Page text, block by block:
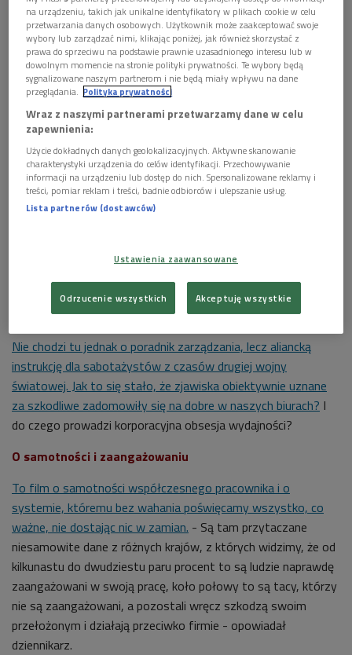
Jak przedstawiany jest współczesny człowiek pracy w kinie?
Kto nam odebrał przyjemność z pracy i co o tym mówi kino?
Zastanawiali się Adriana Prodeus i Piotr Gociek.
Jednym z filmów, który dziennikarze wzięli na warsztat, był
obraz zatytułowany "Zadowolony pracownik albo kto nam
ukradł pracę dla przyjemności" w reżyserii
Składanka pieniędzy fińskich, angielskich i koreańskich
pozwoliła mu na nakręcenie dokumentu, który trafia do nas w
ramach 22. Festiwalu Watch Docs - mówił Piotr Gociek.
To filmowa opowieść o absurdach współczesnej kultury pracy.
spotkania, biurokracja i ciągłe ASAP-y. Okazuje się, że
elementy naszej codziennej pracy zostały już dawno opisane.
Nie chodzi tu jednak o poradnik zarządzania, lecz aliancką
instrukcję dla sabotażystów z czasów drugiej wojny
światowej. Jak to się stało, że zjawiska obiektywnie uznane
za szkodliwe zadomowiły się na dobre w naszych biurach? I
do czego prowadzi korporacyjna obsesja wydajności?
O samotności i zaangażowaniu
To film o samotności współczesnego pracownika i o
systemie, któremu bez wahania poświęcamy wszystko, co
ważne, nie dostając nic w zamian. - Są tam przytaczane
niesamowite dane z różnych krajów, z których widzimy, że od
kilkunastu do dwudziestu paru procent to są ludzie naprawdę
zaangażowani w swoją pracę, koło połowy to są tacy, którzy
nie są zaangażowani, a pozostali wręcz szkodzą swoim
przełożonym i działają przeciwko firmie - opowiadał
dziennikarz.
na urządzeniu, takich jak unikalne identyfikatory w plikach cookie w celu
przetwarzania danych osobowych. Użytkownik może zaakceptować swoje
wybory lub zarządzać nimi, klikając poniżej, jak również skorzystać z
prawa do sprzeciwu na podstawie prawnie uzasadnionego interesu lub w
dowolnym momencie na stronie polityki prywatności. Te wybory będą
sygnalizowane naszym partnerom i nie będą miały wpływu na dane
przeglądania. Polityka prywatności
Wraz z naszymi partnerami przetwarzamy dane w celu
zapewnienia:
Użycie dokładnych danych geolokalizacyjnych. Aktywne skanowanie
charakterystyki urządzenia do celów identyfikacji. Przechowywanie
informacji na urządzeniu lub dostęp do nich. Spersonalizowane reklamy i
treści, pomiar reklam i treści, badnie odbiorców i ulepszanie usług.
Lista partnerów (dostawców)
Ustawienia zaawansowane
Odrzucenie wszystkich Akceptuję wszystkie